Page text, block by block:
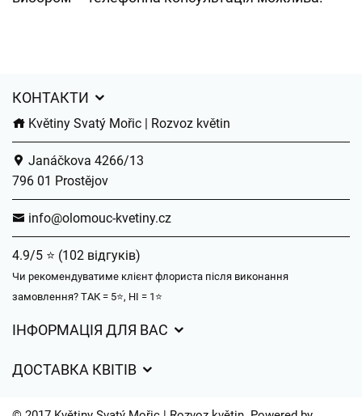
КОНТАКТИ
Květiny Svatý Mořic | Rozvoz květin
Janáčkova 4266/13
796 01 Prostějov
info@olomouc-kvetiny.cz
4.9/5 ⭐ (102 відгуків)
Чи рекомендуватиме клієнт флориста після виконання
замовлення? ТАК = 5⭐, НІ = 1⭐
ІНФОРМАЦІЯ ДЛЯ ВАС
Захист персональних даних
Час доставки квітів – огляд можливостей
ДОСТАВКА КВІТІВ